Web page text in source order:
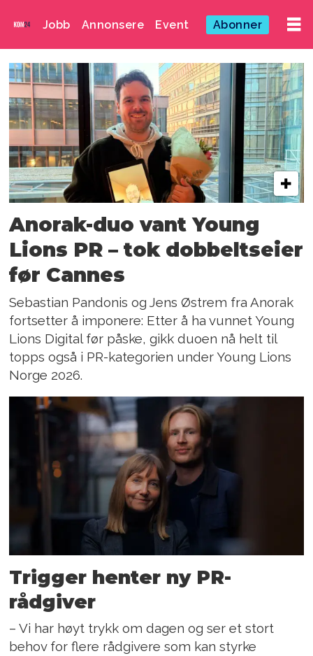
Jobb Annonsere Event Abonner
Emne:
mikkel
nord
Anorak-duo vant Young
Lions PR – tok dobbeltseier
før Cannes
Sebastian Pandonis og Jens Østrem fra Anorak
fortsetter å imponere: Etter å ha vunnet Young
Lions Digital før påske, gikk duoen nå helt til
topps også i PR-kategorien under Young Lions
Norge 2026.
Trigger henter ny PR-
rådgiver
– Vi har høyt trykk om dagen og ser et stort
behov for flere rådgivere som kan styrke